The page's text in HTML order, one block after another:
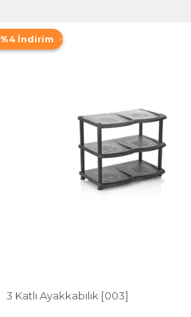
%4 İndirim
3 Katlı Ayakkabılık [003]